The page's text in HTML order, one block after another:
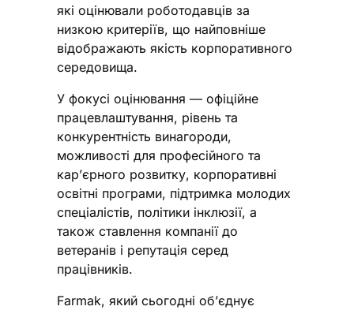
які оцінювали роботодавців за
низкою критеріїв, що найповніше
відображають якість корпоративного
середовища.
У фокусі оцінювання — офіційне
працевлаштування, рівень та
конкурентність винагороди,
можливості для професійного та
кар’єрного розвитку, корпоративні
освітні програми, підтримка молодих
спеціалістів, політики інклюзії, а
також ставлення компанії до
ветеранів і репутація серед
працівників.
Farmak, який сьогодні об’єднує